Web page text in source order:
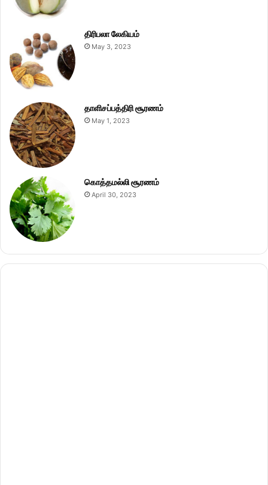
திரிபலா லேகியம்
May 3, 2023
தாளிசப்பத்திரி சூரணம்
May 1, 2023
கொத்தமல்லி சூரணம்
April 30, 2023